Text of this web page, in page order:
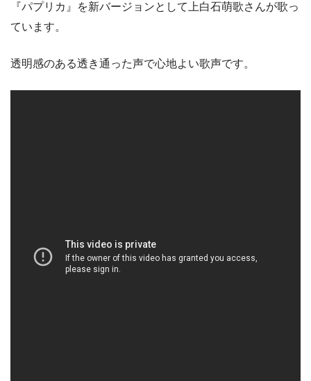
『パプリカ』を新バージョンとして上白石萌歌さんが歌っ
ています。
透明感のある透き通った声で心地よい歌声です。